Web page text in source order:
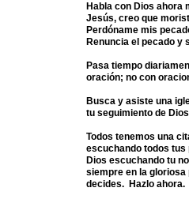
Habla con Dios ahora
Jesús, creo que
Perdóname mis
Renuncia el pecado y
Pasa tiempo
oración; no con
Busca y asiste una
tu seguimiento de
Todos tenemos una
escuchando todos
Dios escuchando tu
siempre en la gloriosa
decides. Hazlo ahora.